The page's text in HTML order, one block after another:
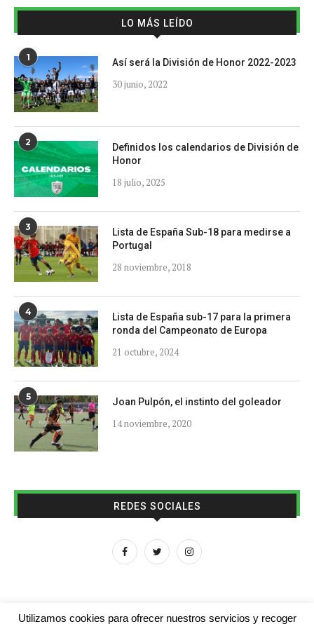
LO MÁS LEÍDO
1 Así será la División de Honor 2022-2023
30 junio, 2022
2
Definidos los calendarios de División de
Honor
18 julio, 2025
3
Lista de España Sub-18 para medirse a
Portugal
28 noviembre, 2018
4
Lista de España sub-17 para la primera
ronda del Campeonato de Europa
21 octubre, 2024
5 Joan Pulpón, el instinto del goleador
14 noviembre, 2020
REDES SOCIALES
Utilizamos cookies para ofrecer nuestros servicios y recoger